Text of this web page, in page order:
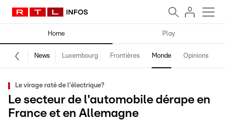
Home Play
News Luxembourg Frontières Monde Opinions
Le virage raté de l'électrique?
Le secteur de l'automobile dérape en
France et en Allemagne